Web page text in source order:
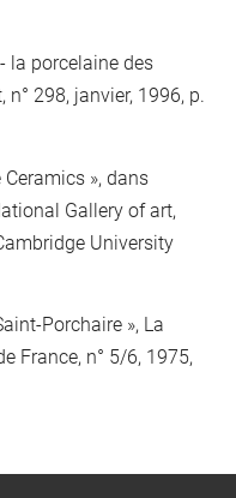
la porcelaine des
n° 298, janvier, 1996, p.
», dans
Gallery of art,
University
Porchaire », La
France, n° 5/6, 1975,